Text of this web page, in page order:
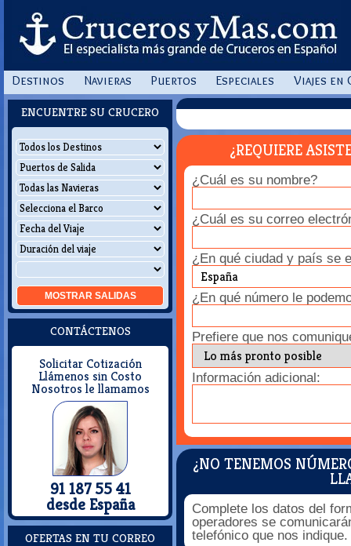
Destinos Navieras Puertos Especiales Viajes en
ENCUENTRE SU CRUCERO
MOSTRAR SALIDAS
CONTÁCTENOS
Solicitar Cotización
Llámenos sin Costo
Nosotros le llamamos
91 187 55 41
desde España
OFERTAS EN TU CORREO
¿REQUIERE
¿Cuál es su nombre?
¿Cuál es su correo
¿En qué ciudad y país se
¿En qué número le
Prefiere que nos
Información adicional:
¿NO TENEMOS
Complete los datos del
operadores se
telefónico que nos indique.